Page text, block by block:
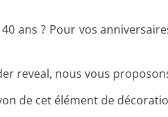
40 ans ? Pour vos
reveal, nous vous
de cet élément de